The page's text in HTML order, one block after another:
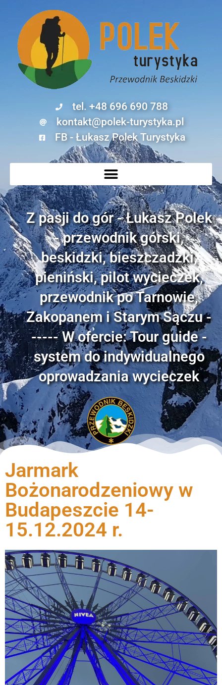
tel. +48 696 690 788
kontakt@polek-turystyka.pl
FB - Łukasz Polek Turystyka
Z pasji do gór - Łukasz Polek
- przewodnik górski,
beskidzki, bieszczadzki,
pieniński, pilot wycieczek,
przewodnik po Tarnowie,
Zakopanem i Starym Sączu -
----- W ofercie: Tour guide -
system do indywidualnego
oprowadzania wycieczek
Jarmark
Bożonarodzeniowy w
Budapeszcie 14-
15.12.2024 r.